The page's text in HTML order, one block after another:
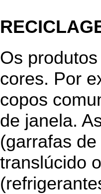
Os
cores. Por
copos
de janela.
(garrafas
translúcido